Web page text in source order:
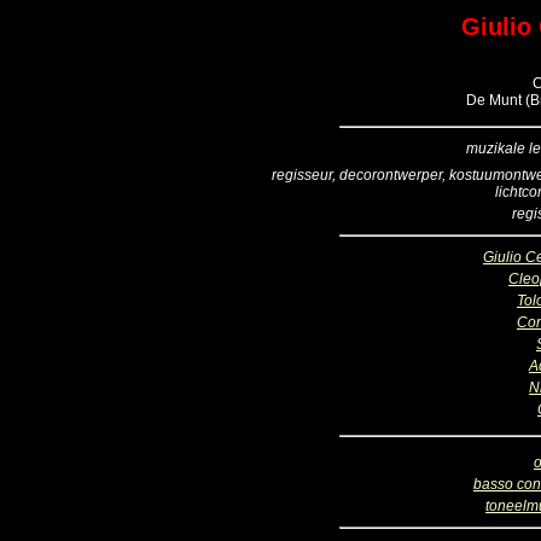
Giulio
De Munt
muzikale
regisseur, decorontwerper,
Giulio
basso